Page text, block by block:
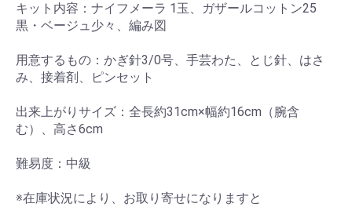
キット内容：ナイフメーラ 1玉、ガザールコットン25
黒・ベージュ少々、編み図
用意するもの：かぎ針3/0号、手芸わた、とじ針、はさ
み、接着剤、ピンセット
出来上がりサイズ：全長約31cm×幅約16cm（腕含
む）、高さ6cm
難易度：中級
※在庫状況により、お取り寄せになりますと